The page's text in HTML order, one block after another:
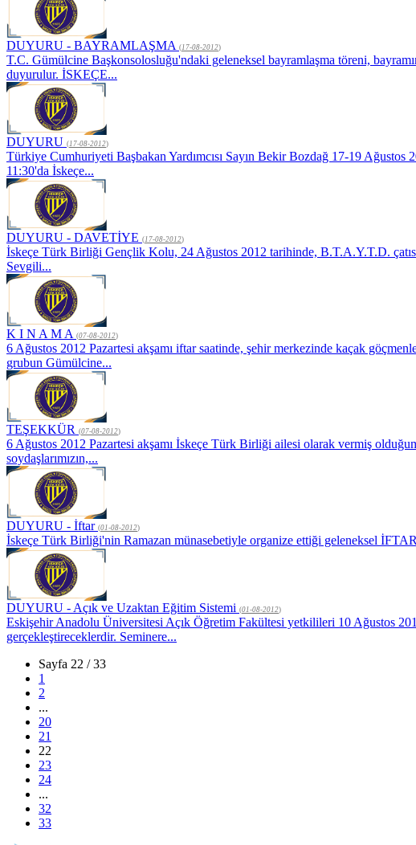
DUYURU - BAYRAMLAŞMA (17-08-2012)
T.C. Gümülcine Başkonsolosluğu'ndaki geleneksel bayramlaşma töreni,
duyurulur. İSKEÇE...
DUYURU (17-08-2012)
Türkiye Cumhuriyeti Başbakan Yardımcısı Sayın Bekir Bozdağ 17-19
11:30'da İskeçe...
DUYURU - DAVETİYE (17-08-2012)
İskeçe Türk Birliği Gençlik Kolu, 24 Ağustos 2012 tarihinde, B.T.A.Y.T.D.
Sevgili...
K I N A M A (07-08-2012)
6 Ağustos 2012 Pazartesi akşamı iftar saatinde, şehir merkezinde kaçak
grubun Gümülcine...
TEŞEKKÜR (07-08-2012)
6 Ağustos 2012 Pazartesi akşamı İskeçe Türk Birliği ailesi olarak vermiş
soydaşlarımızın,...
DUYURU - İftar (01-08-2012)
İskeçe Türk Birliği'nin Ramazan münasebetiyle organize ettiği geleneksel
DUYURU - Açık ve Uzaktan Eğitim Sistemi (01-08-2012)
Eskişehir Anadolu Üniversitesi Açık Öğretim Fakültesi yetkilileri 10 Ağustos
gerçekleştireceklerdir. Seminere...
Sayfa 22 / 33
1
2
...
20
21
22
23
24
...
32
33